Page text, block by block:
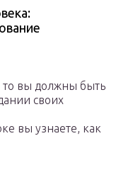
то вы должны быть
своих
вы узнаете, как